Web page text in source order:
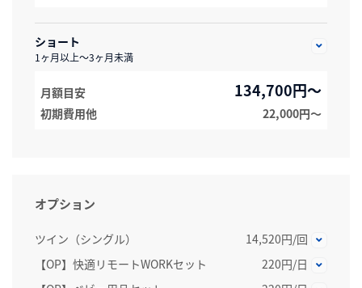
ショート
1ヶ月以上～3ヶ月未満
月額目安 134,700円～
初期費用他 22,000円〜
オプション
ツイン（シングル）
14,520円/回
【OP】快適リモートWORKセット
220円/日